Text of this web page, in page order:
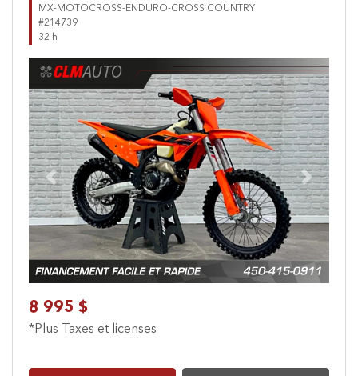
MX-MOTOCROSS-ENDURO-CROSS COUNTRY
#214739
32 h
Previous Next
8 995 $
*Plus Taxes et licenses